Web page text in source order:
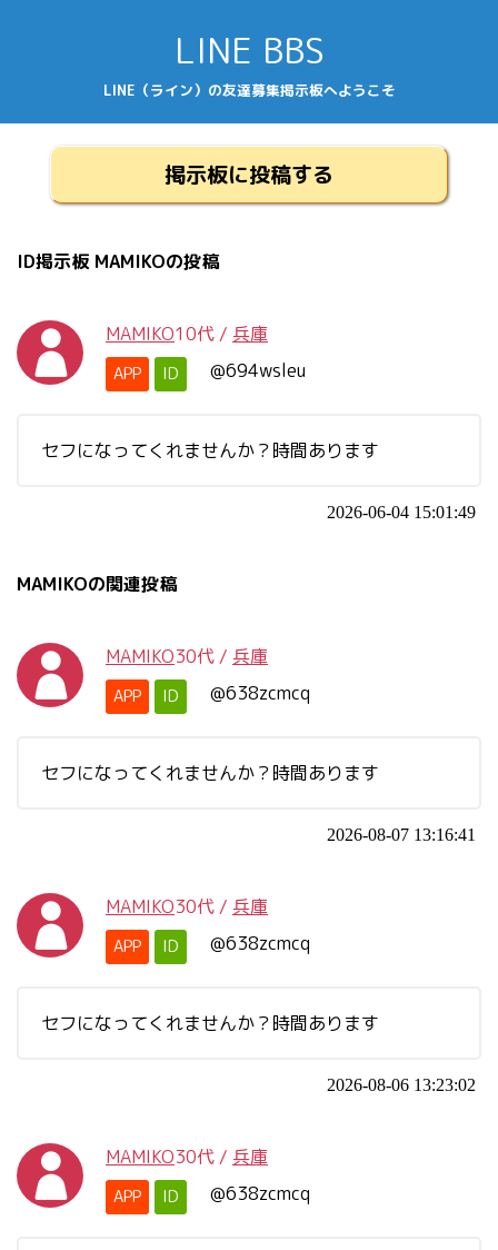
LINE BBS
LINE（ライン）の友達募集掲示板へようこそ
掲示板に投稿する
ID掲示板 MAMIKOの投稿
MAMIKO10代 / 兵庫
APP ID @694wsleu
セフになってくれませんか？時間あります
2026-06-04 15:01:49
MAMIKOの関連投稿
MAMIKO30代 / 兵庫
APP ID @638zcmcq
セフになってくれませんか？時間あります
2026-08-07 13:16:41
MAMIKO30代 / 兵庫
APP ID @638zcmcq
セフになってくれませんか？時間あります
2026-08-06 13:23:02
MAMIKO30代 / 兵庫
APP ID @638zcmcq